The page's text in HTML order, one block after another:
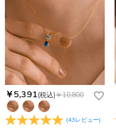
￥5,391(税込)￥10,800
(43レビュー)